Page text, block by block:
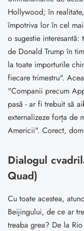
Hollywood; în
împotriva lor în cel
o sugestie
de Donald Trump în
la toate importurile
fiecare trimestru".
"Companii precum
pasă - ar fi trebuit să
externalizeze forța de
Americii". Corect,
Dialogul
Quad)
Cu toate acestea,
Beijingului, de ce ar
treaba grea? De la